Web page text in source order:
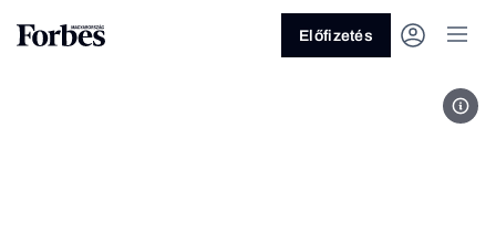
Előfizetés